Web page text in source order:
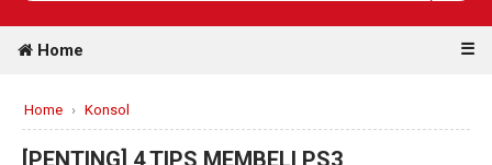
Home ☰
Home › Konsol
[PENTING] 4 TIPS MEMBELI PS3